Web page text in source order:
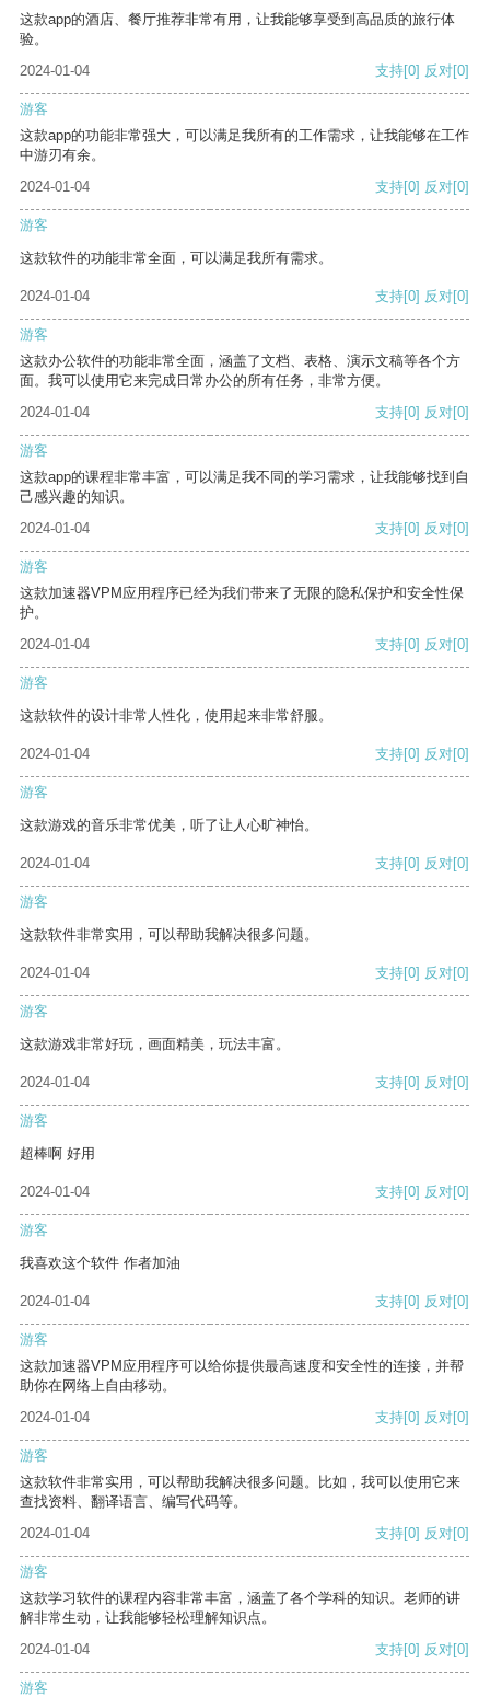
这款app的酒店、餐厅推荐非常有用，让我能够享受到高品质的旅行体
验。
2024-01-04
支持[0] 反对[0]
游客
这款app的功能非常强大，可以满足我所有的工作需求，让我能够在工作
中游刃有余。
2024-01-04
支持[0] 反对[0]
游客
这款软件的功能非常全面，可以满足我所有需求。
2024-01-04 支持[0] 反对[0]
游客
这款办公软件的功能非常全面，涵盖了文档、表格、演示文稿等各个方
面。我可以使用它来完成日常办公的所有任务，非常方便。
2024-01-04
支持[0] 反对[0]
游客
这款app的课程非常丰富，可以满足我不同的学习需求，让我能够找到自
己感兴趣的知识。
2024-01-04
支持[0] 反对[0]
游客
这款加速器VPM应用程序已经为我们带来了无限的隐私保护和安全性保
护。
2024-01-04
支持[0] 反对[0]
游客
这款软件的设计非常人性化，使用起来非常舒服。
2024-01-04 支持[0] 反对[0]
游客
这款游戏的音乐非常优美，听了让人心旷神怡。
2024-01-04 支持[0] 反对[0]
游客
这款软件非常实用，可以帮助我解决很多问题。
2024-01-04 支持[0] 反对[0]
游客
这款游戏非常好玩，画面精美，玩法丰富。
2024-01-04 支持[0] 反对[0]
游客
超棒啊 好用
2024-01-04 支持[0] 反对[0]
游客
我喜欢这个软件 作者加油
2024-01-04 支持[0] 反对[0]
游客
这款加速器VPM应用程序可以给你提供最高速度和安全性的连接，并帮
助你在网络上自由移动。
2024-01-04
支持[0] 反对[0]
游客
这款软件非常实用，可以帮助我解决很多问题。比如，我可以使用它来
查找资料、翻译语言、编写代码等。
2024-01-04
支持[0] 反对[0]
游客
这款学习软件的课程内容非常丰富，涵盖了各个学科的知识。老师的讲
解非常生动，让我能够轻松理解知识点。
2024-01-04
支持[0] 反对[0]
游客